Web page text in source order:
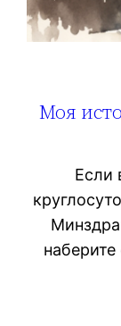
Моя
Если